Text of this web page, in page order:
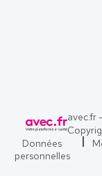
avec.fr
Données
personnelles